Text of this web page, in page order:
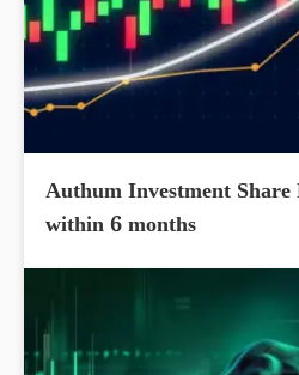
Authum Investment
within 6 months